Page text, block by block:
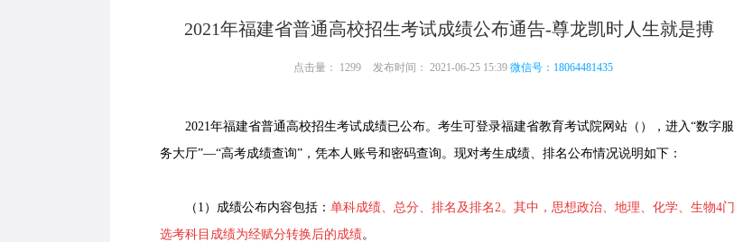
2021年福建省普通高校招生考试成绩公布通告-尊龙凯时人生就是搏
点击量： 1299 发布时间： 2021-06-25 15:39 微信号：18064481435
2021年福建省普通高校招生考试成绩已公布。考生可登录福建省教育考试院网站（），进入“数字服
务大厅”—“高考成绩查询”，凭本人账号和密码查询。现对考生成绩、排名公布情况说明如下：
（1）成绩公布内容包括： 单科成绩、总分、排名及排名2。其中，思想政治、地理、化学、生物4门
选考科目成绩为经赋分转换后的成绩。